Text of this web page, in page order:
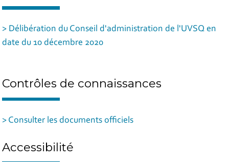
> Délibération du Conseil d'administration de l'UVSQ en
date du 10 décembre 2020
Contrôles de connaissances
> Consulter les documents officiels
Accessibilité